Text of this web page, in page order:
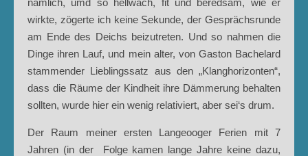
nämlich, umd so hellwach, fit und beredsam, wie er
wirkte, zögerte ich keine Sekunde, der Gesprächsrunde
am Ende des Deichs beizutreten. Und so nahmen die
Dinge ihren Lauf, und mein alter, von Gaston Bachelard
stammender Lieblingssatz aus den „Klanghorizonten“,
dass die Räume der Kindheit ihre Dämmerung behalten
sollten, wurde hier ein wenig relativiert, aber sei‘s drum.
Der Raum meiner ersten Langeooger Ferien mit 7
Jahren (in der Folge kamen lange Jahre keine dazu,